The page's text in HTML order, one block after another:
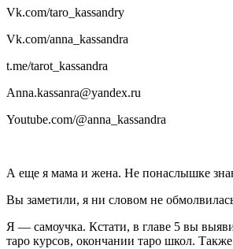
Vk.com/taro_kassandry
Vk.com/anna_kassandra
t.me/tarot_kassandra
Anna.kassanra@yandex.ru
Youtube.com/@anna_kassandra
А еще я мама и жена. Не понаслышке
Вы заметили, я ни словом не
Я — самоучка. Кстати, в главе 5 вы
таро курсов, окончании таро школ.